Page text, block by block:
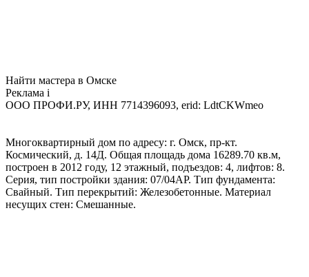
Найти мастера в Омске
Реклама i
ООО ПРОФИ.РУ, ИНН 7714396093, erid: LdtCKWmeo
Многоквартирный дом по адресу: г. Омск, пр-кт.
Космический, д. 14Д. Общая площадь дома 16289.70 кв.м,
построен в 2012 году, 12 этажный, подъездов: 4, лифтов: 8.
Серия, тип постройки здания: 07/04АР. Тип фундамента:
Свайный. Тип перекрытий: Железобетонные. Материал
несущих стен: Смешанные.